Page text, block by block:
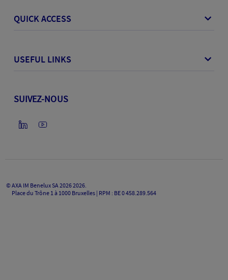
QUICK ACCESS
USEFUL LINKS
SUIVEZ-NOUS
©AXA IM Benelux SA 20262026.
Place du Trône 1 à 1000 Bruxelles | RPM : BE 0 458.289.564